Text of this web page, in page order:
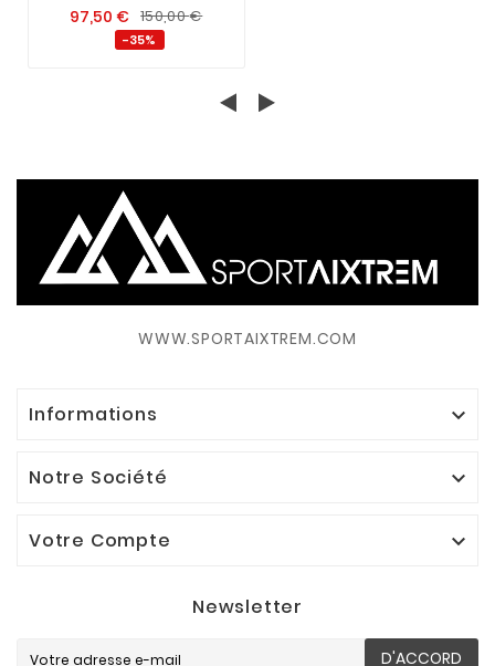
97,50€ 150,00€
-35%
WWW.SPORTAIXTREM.COM
Informations 
Notre Société 
Votre Compte 
Newsletter
D'ACCORD